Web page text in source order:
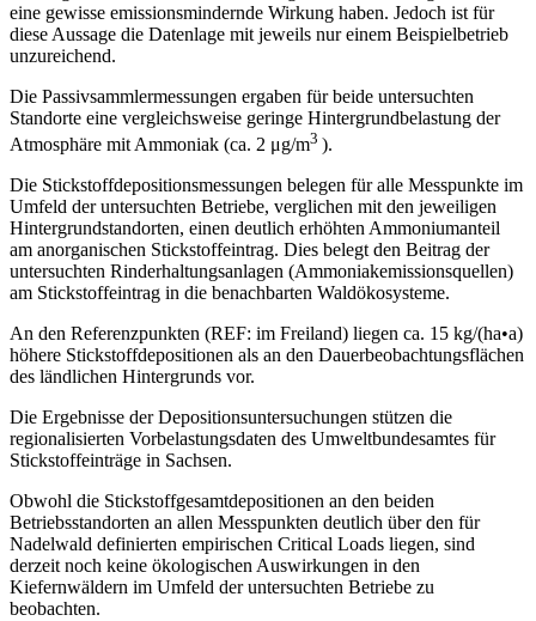
eine gewisse emissionsmindernde Wirkung haben. Jedoch ist für
diese Aussage die Datenlage mit jeweils nur einem Beispielbetrieb
unzureichend.
Die Passivsammlermessungen ergaben für beide untersuchten
Standorte eine vergleichsweise geringe Hintergrundbelastung der
Atmosphäre mit Ammoniak (ca. 2 μg/m3 ).
Die Stickstoffdepositionsmessungen belegen für alle Messpunkte im
Umfeld der untersuchten Betriebe, verglichen mit den jeweiligen
Hintergrundstandorten, einen deutlich erhöhten Ammoniumanteil
am anorganischen Stickstoffeintrag. Dies belegt den Beitrag der
untersuchten Rinderhaltungsanlagen (Ammoniakemissionsquellen)
am Stickstoffeintrag in die benachbarten Waldökosysteme.
An den Referenzpunkten (REF: im Freiland) liegen ca. 15 kg/(ha•a)
höhere Stickstoffdepositionen als an den Dauerbeobachtungsflächen
des ländlichen Hintergrunds vor.
Die Ergebnisse der Depositionsuntersuchungen stützen die
regionalisierten Vorbelastungsdaten des Umweltbundesamtes für
Stickstoffeinträge in Sachsen.
Obwohl die Stickstoffgesamtdepositionen an den beiden
Betriebsstandorten an allen Messpunkten deutlich über den für
Nadelwald definierten empirischen Critical Loads liegen, sind
derzeit noch keine ökologischen Auswirkungen in den
Kiefernwäldern im Umfeld der untersuchten Betriebe zu
beobachten.